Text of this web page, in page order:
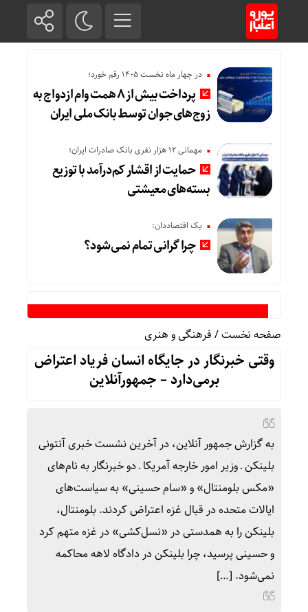
در چهار ماه نخست ۱۴۰۵ رقم خورد؛
پرداخت بیش از ۸ همت وام ازدواج به
زوج‌های جوان توسط بانک ملی ایران
مهمانی ۱۲ هزار نفری بانک صادرات ایران؛
حمایت از اقشار کم‌درآمد با توزیع
بسته‌های معیشتی
یک اقتصاددان:
چرا گرانی تمام نمی‌شود؟
صفحه نخست/فرهنگی و هنری
وقتی خبرنگار در جایگاه انسان فریاد اعتراض
برمی‌دارد – جمهورآنلاین
به گزارش جمهور آنلاین، در آخرین نشست خبری آنتونی
بلینکن ـ وزیر امور خارجه آمریکا ـ دو خبرنگار به نام‌های
«مکس بلومنتال» و «سام حسینی» به سیاست‌های
ایالات متحده در قبال غزه اعتراض کردند. بلومنتال،
بلینکن را به همدستی در «نسل‌کشی» در غزه متهم کرد
و حسینی پرسید، چرا بلینکن در دادگاه لاهه محاکمه
نمی‌شود. […]